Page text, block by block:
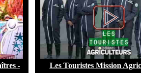
- Les Touristes Mission